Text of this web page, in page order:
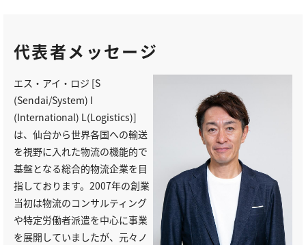
代表者メッセージ
エス・アイ・ロジ [S
(Sendai/System) I
(International) L(Logistics)]
は、仙台から世界各国への輸送
を視野に入れた物流の機能的で
基盤となる総合的物流企業を目
指しております。2007年の創業
当初は物流のコンサルティング
や特定労働者派遣を中心に事業
を展開していましたが、元々ノ